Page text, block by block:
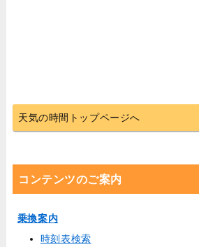
天気の時間トップページへ
コンテンツのご案内
乗換案内
時刻表検索